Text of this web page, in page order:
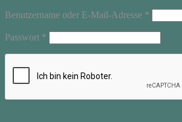
Benutzername oder E-Mail-Adresse *
Passwort *